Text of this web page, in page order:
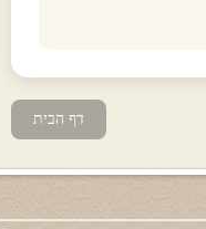
דף הבית